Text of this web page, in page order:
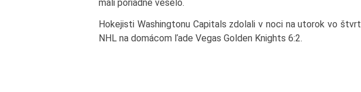
mali poriadne veselo.
Hokejisti Washingtonu Capitals zdolali v noci na utorok vo
NHL na domácom ľade Vegas Golden Knights 6:2.